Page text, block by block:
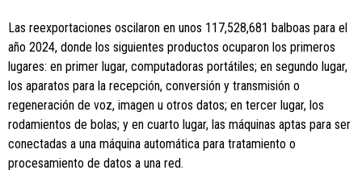
Las reexportaciones oscilaron en unos 117,528,681 balboas para el
año 2024, donde los siguientes productos ocuparon los primeros
lugares: en primer lugar, computadoras portátiles; en segundo lugar,
los aparatos para la recepción, conversión y transmisión o
regeneración de voz, imagen u otros datos; en tercer lugar, los
rodamientos de bolas; y en cuarto lugar, las máquinas aptas para ser
conectadas a una máquina automática para tratamiento o
procesamiento de datos a una red.